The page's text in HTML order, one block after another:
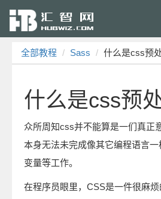
全部教程 Sass 什么是css预
什么是css预
众所周知css并不能算是一们真正
本身无法未完成像其它编程语言
变量等工作。
在程序员眼里，CSS是一件很麻烦